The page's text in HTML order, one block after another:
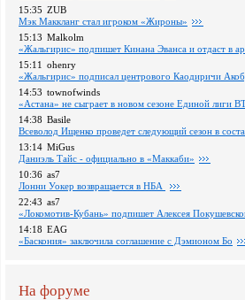
15:35 ZUB
Мэк Маккланг стал игроком «Жироны»
15:13 Malkolm
«Жальгирис» подпишет Кинана Эванса и отдаст в
15:11 ohenry
«Жальгирис» подписал центрового Каодиричи
14:53 townofwinds
«Астана» не сыграет в новом сезоне Единой лиги
14:38 Basile
Всеволод Ищенко проведет следующий сезон в
13:14 MiGus
Даниэль Тайс - официально в «Маккаби»
10:36 as7
Лонни Уокер возвращается в НБА
22:43 as7
«Локомотив-Кубань» подпишет Алексея
14:18 EAG
«Баскония» заключила соглашение с Дэмионом Бо
На форуме